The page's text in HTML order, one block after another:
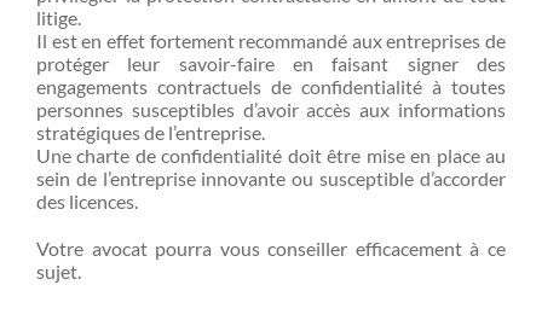
litige.
Il est en effet fortement recommandé aux entreprises de
protéger leur savoir-faire en faisant signer des
engagements contractuels de confidentialité à toutes
personnes susceptibles d’avoir accès aux informations
stratégiques de l’entreprise.
Une charte de confidentialité doit être mise en place au
sein de l’entreprise innovante ou susceptible d’accorder
des licences.
Votre avocat pourra vous conseiller efficacement à ce
sujet.